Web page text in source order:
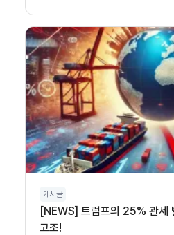
게시글
[NEWS] 트럼프의 25% 관세
고조!